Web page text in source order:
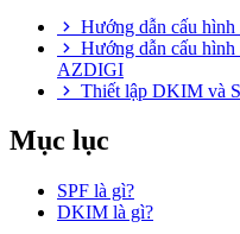
Hướng dẫn cấu
Hướng dẫn cấu
AZDIGI
Thiết lập DKIM và
Mục lục
SPF là gì?
DKIM là gì?